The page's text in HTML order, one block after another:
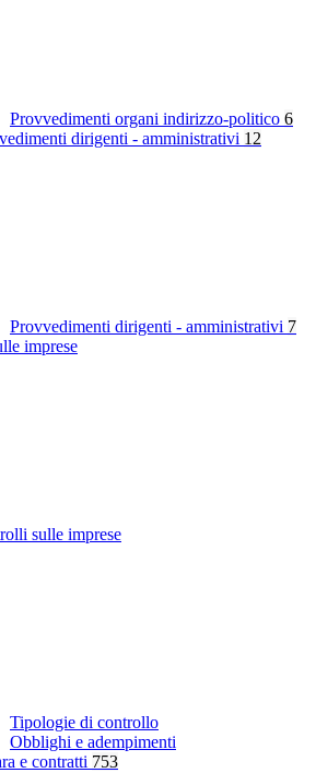
Provvedimenti organi indirizzo-politico 6
dirigenti - amministrativi 12
Provvedimenti dirigenti - amministrativi 7
imprese
sulle imprese
Tipologie di controllo
Obblighi e adempimenti
e contratti 753